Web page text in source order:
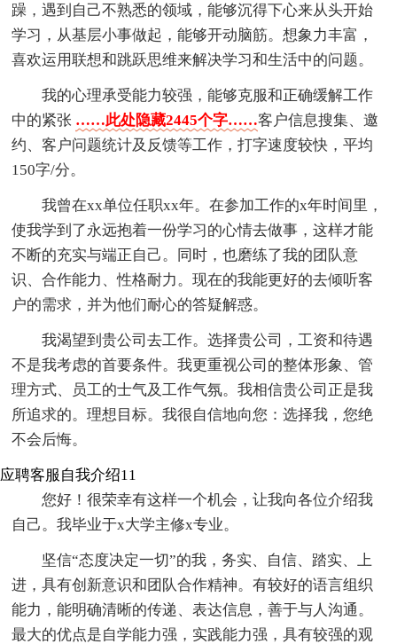
躁，遇到自己不熟悉的领域，能够沉得下心来从头开始
学习，从基层小事做起，能够开动脑筋。想象力丰富，
喜欢运用联想和跳跃思维来解决学习和生活中的问题。
我的心理承受能力较强，能够克服和正确缓解工作
中的紧张 ……此处隐藏2445个字……客户信息搜集、邀
约、客户问题统计及反馈等工作，打字速度较快，平均
150字/分。
我曾在xx单位任职xx年。在参加工作的x年时间里，
使我学到了永远抱着一份学习的心情去做事，这样才能
不断的充实与端正自己。同时，也磨练了我的团队意
识、合作能力、性格耐力。现在的我能更好的去倾听客
户的需求，并为他们耐心的答疑解惑。
我渴望到贵公司去工作。选择贵公司，工资和待遇
不是我考虑的首要条件。我更重视公司的整体形象、管
理方式、员工的士气及工作气氛。我相信贵公司正是我
所追求的。理想目标。我很自信地向您：选择我，您绝
不会后悔。
应聘客服自我介绍11
您好！很荣幸有这样一个机会，让我向各位介绍我
自己。我毕业于x大学主修x专业。
坚信“态度决定一切”的我，务实、自信、踏实、上
进，具有创新意识和团队合作精神。有较好的语言组织
能力，能明确清晰的传递、表达信息，善于与人沟通。
最大的优点是自学能力强，实践能力强，具有较强的观